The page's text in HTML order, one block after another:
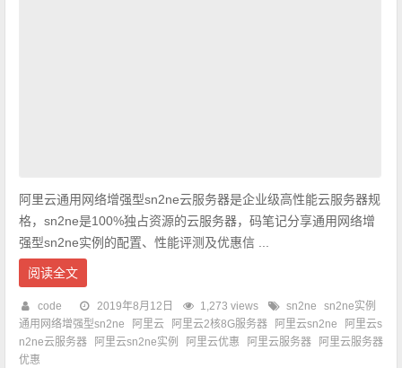
阿里云通用网络增强型sn2ne云服务器是企业级高性能云服务器规
格，sn2ne是100%独占资源的云服务器，码笔记分享通用网络增
强型sn2ne实例的配置、性能评测及优惠信 ...
阅读全文
code 2019年8月12日 1,273 views sn2ne
sn2ne实例
通用网络增强型sn2ne
阿里云 阿里云2核8G服务器 阿里云sn2ne
阿里云s
n2ne云服务器
阿里云sn2ne实例 阿里云优惠 阿里云服务器
阿里云服务器
优惠